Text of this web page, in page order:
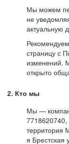
Мы можем
не
актуальную
страницу с
изменений.
открыто
2. Кто мы
Мы —
7718620740,
территория
я